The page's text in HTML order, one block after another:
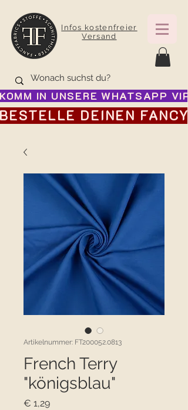
Infos kostenfreier
Versand
KOMM IN UNSERE WHATSAPP
BESTELLE DEINEN
Artikelnummer: FT200052.0813
French Terry
"königsblau"
€ 1,29Preis